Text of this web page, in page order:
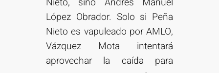
López Obrador. Solo si Peña
Nieto es vapuleado por AMLO,
Vázquez Mota intentará
aprovechar la caída para